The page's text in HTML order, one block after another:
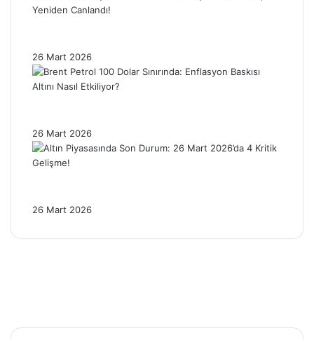
26 Mart 2026
26 Mart 2026
26 Mart 2026